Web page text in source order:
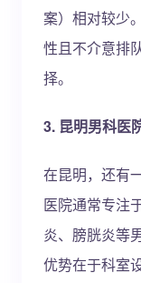
案）相对较少
性且不介意排
择。
3. 昆明男科医
在昆明，还有
医院通常专注
炎、膀胱炎等
优势在于科室